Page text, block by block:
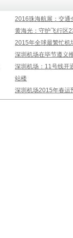
2016珠海航展：交通
黄海光：守护飞行区
2015年全球最繁忙机
深圳机场在毕节遵义
深圳机场：11号线开
站楼
深圳机场2015年春运